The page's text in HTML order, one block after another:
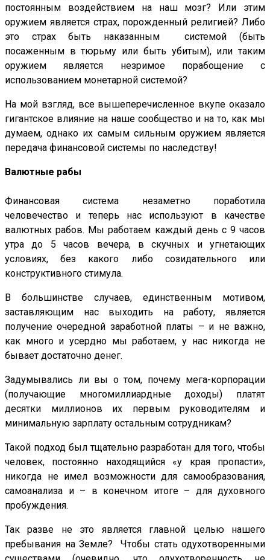
постоянным воздействием на наш мозг? Или этим
оружием является страх, порожденный религией? Либо
это страх быть наказанным системой (быть
посаженным в тюрьму или быть убитым), или таким
оружием является незримое порабощение с
использованием монетарной системой?
На мой взгляд, все вышеперечисленное вкупе оказало
гигантское влияние на наше сообщество и на то, как мы
думаем, однако их самым сильным оружием является
передача финансовой системы по наследству!
Валютные рабы
Финансовая система незаметно поработила
человечество и теперь нас используют в качестве
валютных рабов. Мы работаем каждый день с 9 часов
утра до 5 часов вечера, в скучных и угнетающих
условиях, без какого либо созидательного или
конструктивного стимула.
В большинстве случаев, единственным мотивом,
заставляющим нас выходить на работу, является
получение очередной заработной платы – и не важно,
как много и усердно мы работаем, у нас никогда не
бывает достаточно денег.
Задумывались ли вы о том, почему мега-корпорации
(получающие многомиллиардные доходы) платят
десятки миллионов их первым руководителям и
минимальную зарплату остальным сотрудникам?
Такой подход был тщательно разработан для того, чтобы
человек, постоянно находящийся «у края пропасти»,
никогда не имел возможности для самообразования,
самоанализа и – в конечном итоге – для духовного
пробуждения.
Так разве не это является главной целью нашего
пребывания на Земле? Чтобы стать одухотворенными